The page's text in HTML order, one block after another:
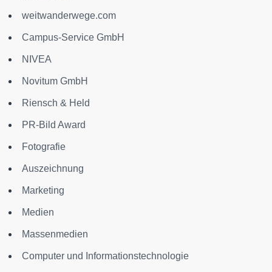
weitwanderwege.com
Campus-Service GmbH
NIVEA
Novitum GmbH
Riensch & Held
PR-Bild Award
Fotografie
Auszeichnung
Marketing
Medien
Massenmedien
Computer und Informationstechnologie